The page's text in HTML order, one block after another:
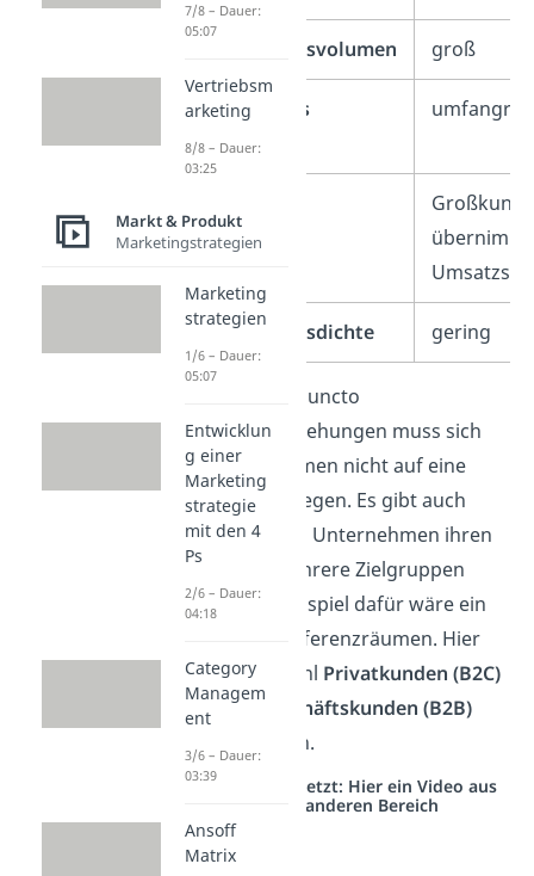
Transaktionsvolumen groß
Kaufprozess
Großkunde
übernimmt
Transaktionsdichte gering
In puncto
Geschäftsbeziehungen muss sich
ein Unternehmen nicht auf eine
Variante festlegen. Es gibt auch
Fälle, in denen Unternehmen ihren
Fokus auf mehrere Zielgruppen
setzen. Ein Beispiel dafür wäre ein
Hotel mit Konferenzräumen. Hier
werden sowohl Privatkunden (B2C)
als auchGeschäftskunden (B2B)
angesprochen.
Studyflix vernetzt: Hier ein Video aus
einem anderen Bereich
7/8 – Dauer:
05:07
Vertriebsm
arketing
8/8 – Dauer:
03:25
Markt & Produkt
Marketingstrategien
Marketing
strategien
1/6 – Dauer:
05:07
Entwicklun
g einer
Marketing
strategie
mit den 4
Ps
2/6 – Dauer:
04:18
Category
Managem
ent
3/6 – Dauer:
03:39
Ansoff
Matrix